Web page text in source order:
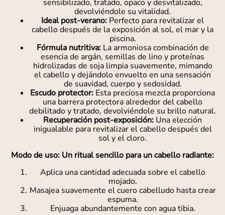
sensibilizado, tratado, opaco y desvitalizado,
devolviéndole su vitalidad.
Ideal post-verano: Perfecto para revitalizar el
cabello después de la exposición al sol, el mar y la
piscina.
Fórmula nutritiva:La armoniosa combinación de
esencia de argán, semillas de lino y proteínas
hidrolizadas de soja limpia suavemente, mimando
el cabello y dejándolo envuelto en una sensación
de suavidad, cuerpo y sedosidad.
Escudo protector: Esta preciosa mezcla proporciona
una barrera protectora alrededor del cabello
debilitado y tratado, devolviéndole su brillo natural.
Recuperación post-exposición: Una elección
inigualable para revitalizar el cabello después del
sol y el cloro.
Modo de uso: Un ritual sencillo para un cabello radiante:
Aplica una cantidad adecuada sobre el cabello
mojado.
Masajea suavemente el cuero cabelludo hasta crear
espuma.
Enjuaga abundantemente con agua tibia.